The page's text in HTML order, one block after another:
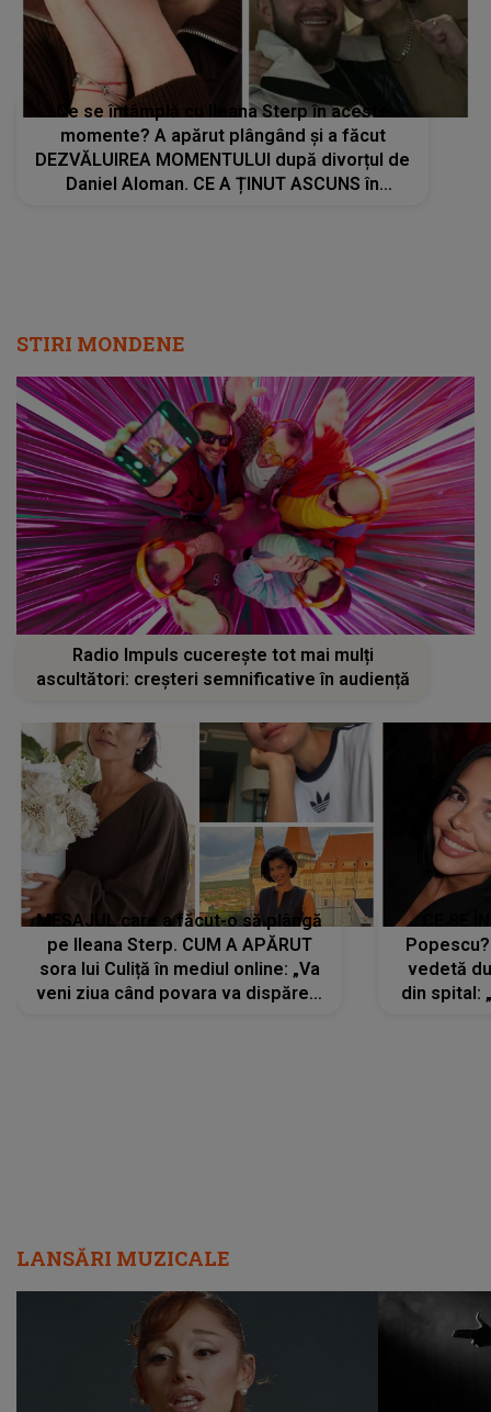
Ce se întâmplă cu Ileana Sterp în aceste
momente? A apărut plângând și a făcut
DEZVĂLUIREA MOMENTULUI după divorțul de
Daniel Aloman. CE A ȚINUT ASCUNS în
STIRI MONDENE
Radio Impuls cucerește tot mai mulți
ascultători: creșteri semnificative în audiență
MESAJUL care a făcut-o să plângă
pe Ileana Sterp. CUM A APĂRUT
sora lui Culiță în mediul online: „Va
veni ziua când povara va dispărea,
vedetă
din spital:
LANSĂRI MUZICALE